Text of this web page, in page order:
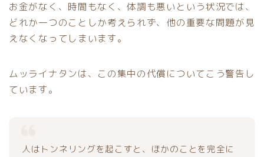
お金がなく、時間もなく、体調も悪いという状況では、
どれか一つのことしか考えられず、他の重要な問題が見
えなくなってしまいます。
ムッライナタンは、この集中の代償についてこう警告し
ています。
人はトンネリングを起こすと、ほかのことを完全に